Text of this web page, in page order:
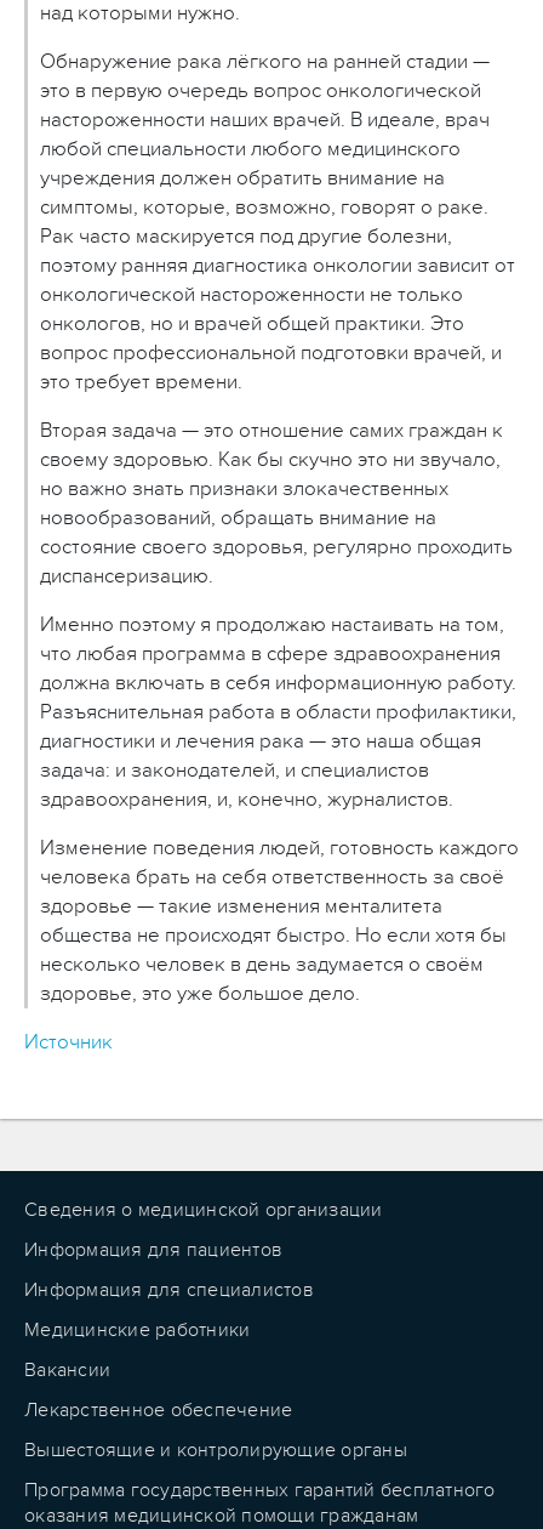
над которыми нужно.
Обнаружение рака лёгкого на ранней стадии —
это в первую очередь вопрос онкологической
настороженности наших врачей. В идеале, врач
любой специальности любого медицинского
учреждения должен обратить внимание на
симптомы, которые, возможно, говорят о раке.
Рак часто маскируется под другие болезни,
поэтому ранняя диагностика онкологии зависит от
онкологической настороженности не только
онкологов, но и врачей общей практики. Это
вопрос профессиональной подготовки врачей, и
это требует времени.
Вторая задача — это отношение самих граждан к
своему здоровью. Как бы скучно это ни звучало,
но важно знать признаки злокачественных
новообразований, обращать внимание на
состояние своего здоровья, регулярно проходить
диспансеризацию.
Именно поэтому я продолжаю настаивать на том,
что любая программа в сфере здравоохранения
должна включать в себя информационную работу.
Разъяснительная работа в области профилактики,
диагностики и лечения рака — это наша общая
задача: и законодателей, и специалистов
здравоохранения, и, конечно, журналистов.
Изменение поведения людей, готовность каждого
человека брать на себя ответственность за своё
здоровье — такие изменения менталитета
общества не происходят быстро. Но если хотя бы
несколько человек в день задумается о своём
здоровье, это уже большое дело.
Источник
Сведения о медицинской организации
Информация для пациентов
Информация для специалистов
Медицинские работники
Вакансии
Лекарственное обеспечение
Вышестоящие и контролирующие органы
Программа государственных гарантий бесплатного
оказания медицинской помощи гражданам